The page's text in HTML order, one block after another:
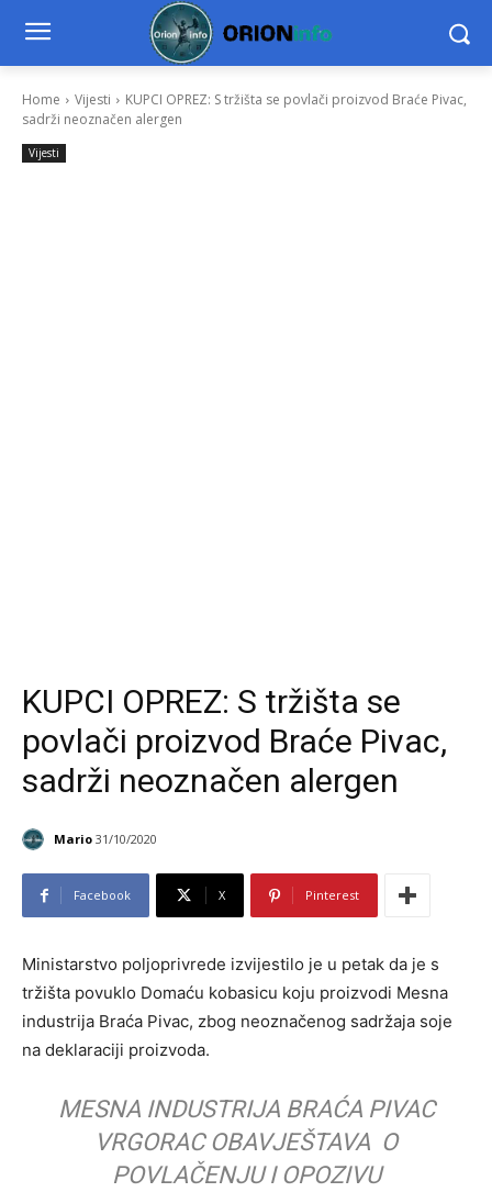
Home Vijesti
KUPCI OPREZ: S tržišta se povlači proizvod Braće Pivac,
sadrži neoznačen alergen
Vijesti
KUPCI OPREZ: S tržišta se
povlači proizvod Braće Pivac,
sadrži neoznačen alergen
Mario 31/10/2020
Facebook X Pinterest
Ministarstvo poljoprivrede izvijestilo je u petak da je s
tržišta povuklo Domaću kobasicu koju proizvodi Mesna
industrija Braća Pivac, zbog neoznačenog sadržaja soje
na deklaraciji proizvoda.
MESNA INDUSTRIJA BRAĆA PIVAC
VRGORAC OBAVJEŠTAVA O
POVLAČENJU I OPOZIVU